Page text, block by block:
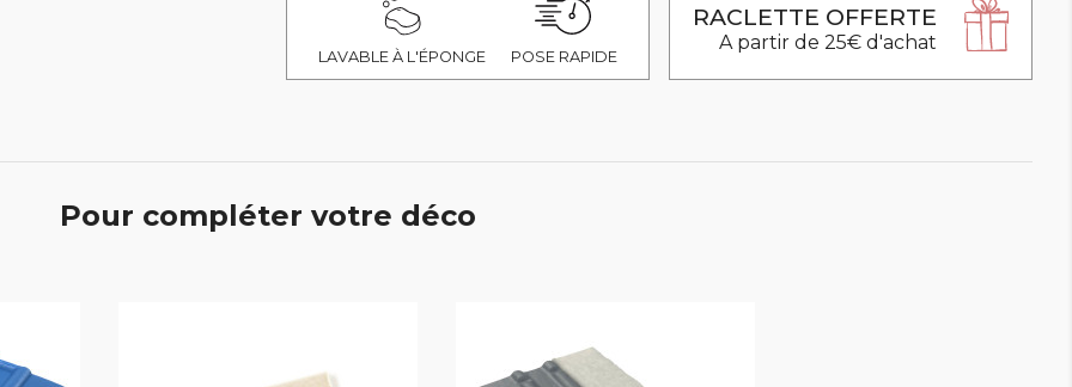
LAVABLE À L'ÉPONGE POSE RAPIDE
RACLETTE OFFERTE
A partir de 25€ d'achat
Pour compléter votre déco